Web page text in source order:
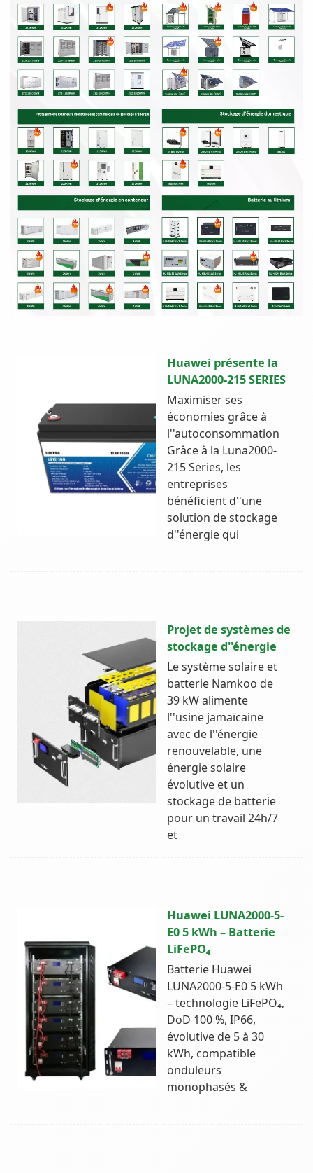
Huawei présente la
LUNA2000-215 SERIES
Maximiser ses
économies grâce à
l''autoconsommation
Grâce à la Luna2000-
215 Series, les
entreprises
bénéficient d''une
solution de stockage
d''énergie qui
Projet de systèmes de
stockage d''énergie
Le système solaire et
batterie Namkoo de
39 kW alimente
l''usine jamaïcaine
avec de l''énergie
renouvelable, une
énergie solaire
évolutive et un
stockage de batterie
pour un travail 24h/7
et
Huawei LUNA2000-5-
E0 5 kWh – Batterie
LiFePO₄
Batterie Huawei
LUNA2000-5-E0 5 kWh
– technologie LiFePO₄,
DoD 100 %, IP66,
évolutive de 5 à 30
kWh, compatible
onduleurs
monophasés &